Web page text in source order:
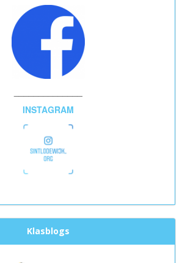
INSTAGRAM
Klasblogs